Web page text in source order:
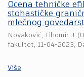
Ocena tehničke
stohastičke
mlečnog
Novaković, Tihomir J. (
fakultet, 11-04-2023,
Više